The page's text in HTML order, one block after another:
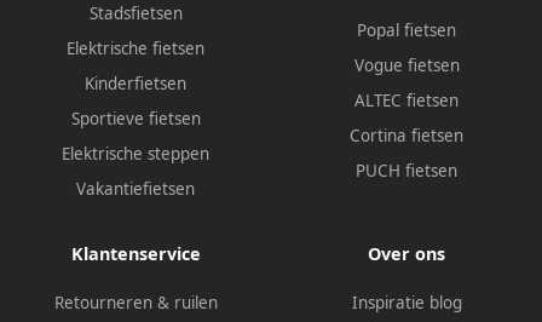
Stadsfietsen
Elektrische fietsen
Kinderfietsen
Sportieve fietsen
Elektrische steppen
Vakantiefietsen
Popal fietsen
Vogue fietsen
ALTEC fietsen
Cortina fietsen
PUCH fietsen
Klantenservice
Retourneren & ruilen
Over ons
Inspiratie blog